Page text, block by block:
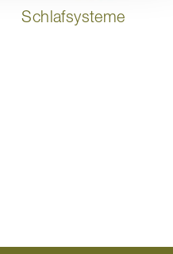
Schlafsysteme